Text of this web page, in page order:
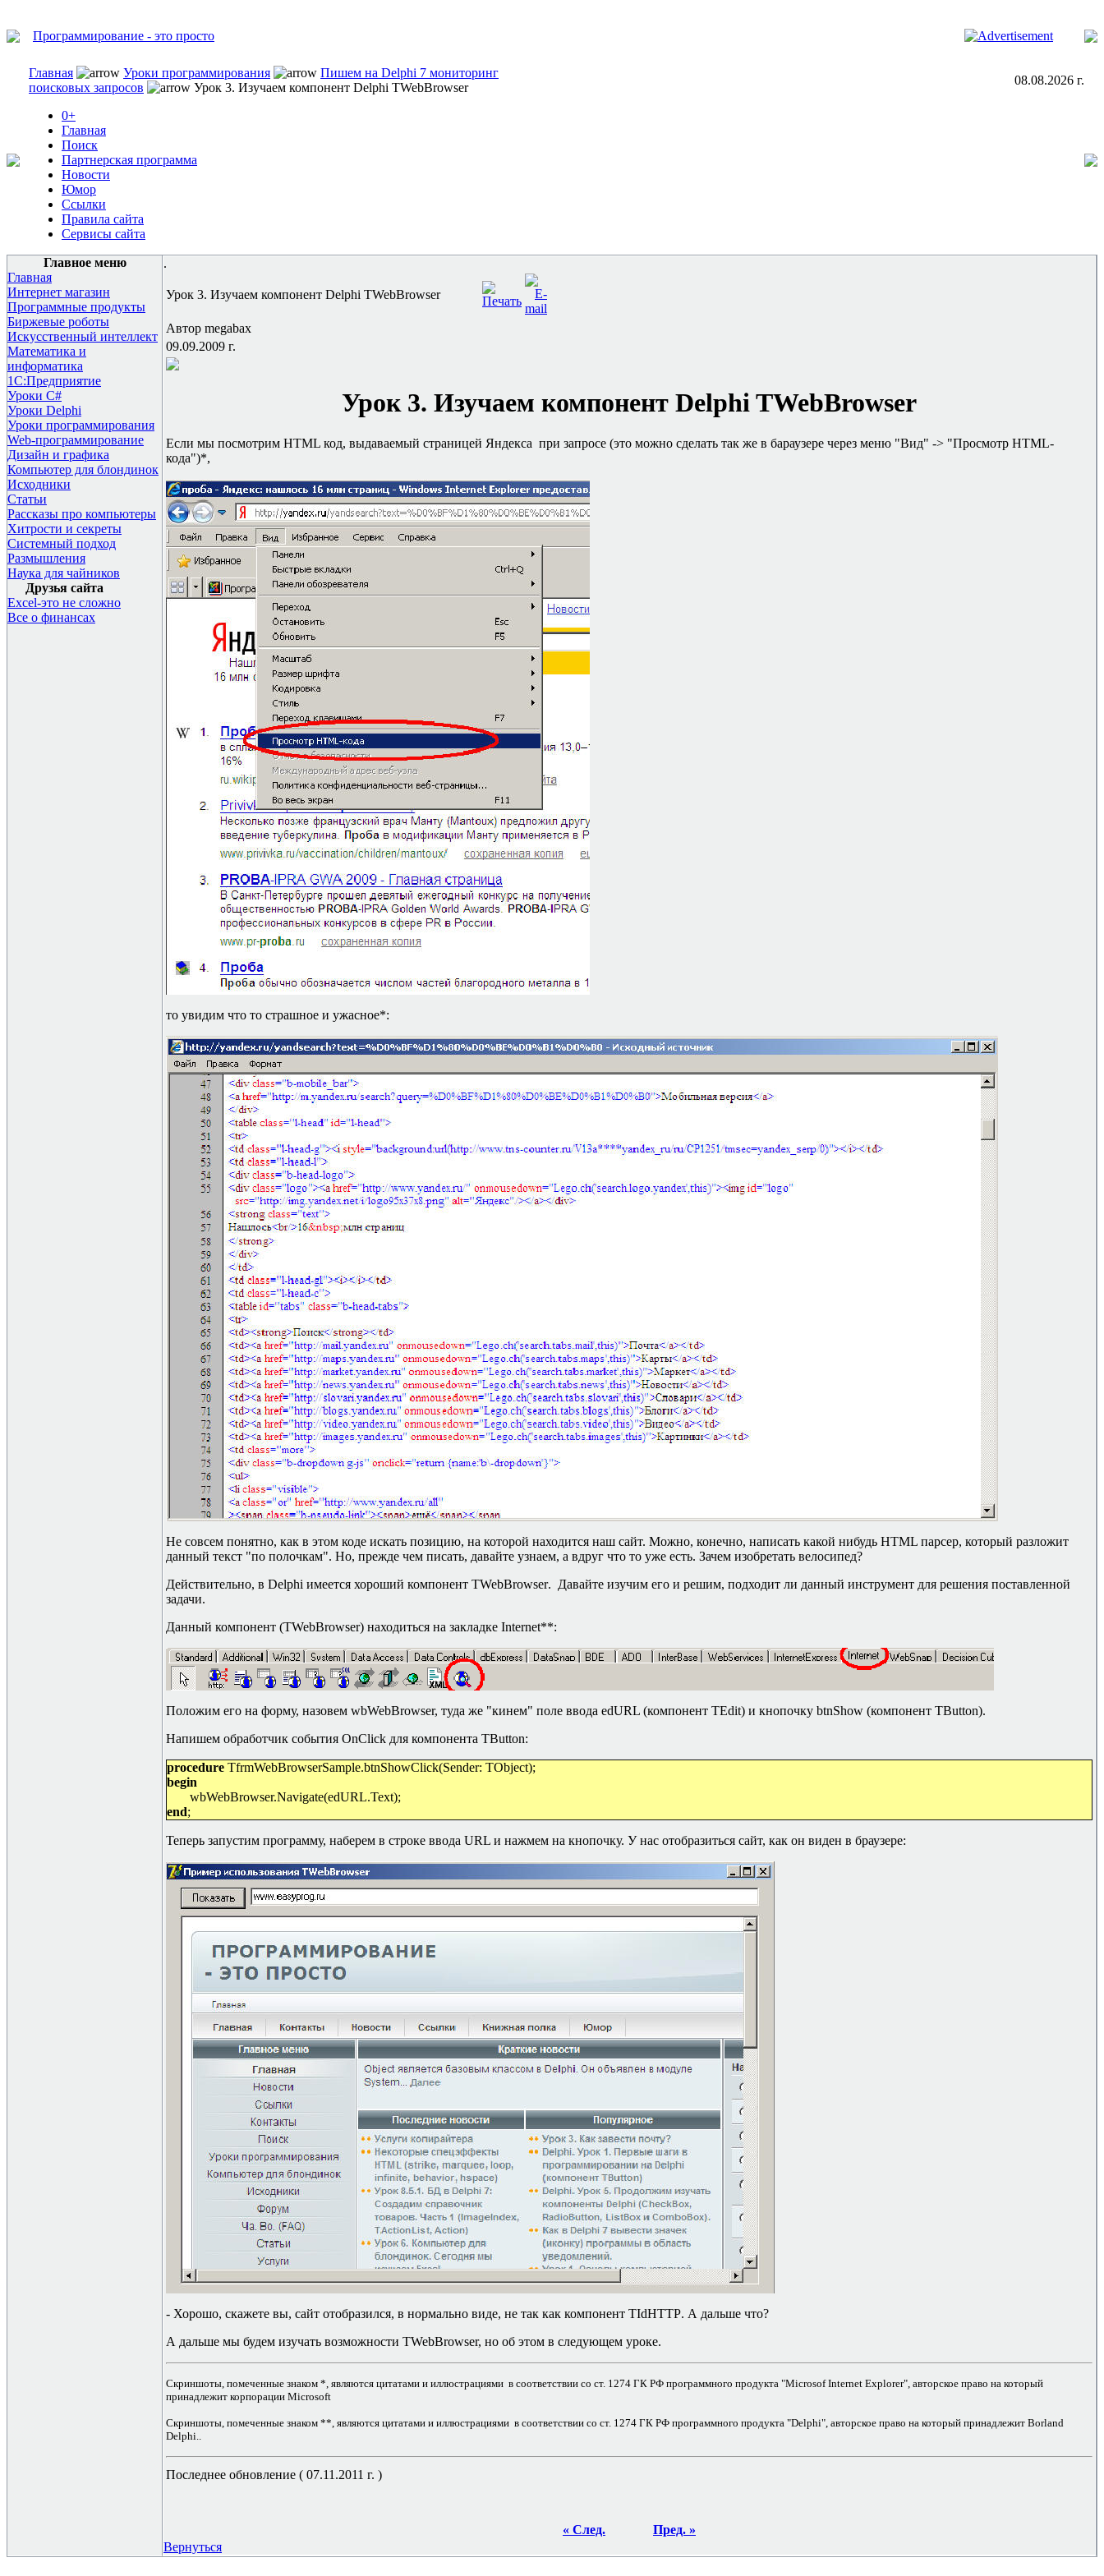
Программирование - это просто
Главная Уроки программирования
Пишем на Delphi 7 мониторинг
поисковых запросов
Урок 3. Изучаем компонент Delphi TWebBrowser
08.08.2026 г.
0+
Главная
Поиск
Партнерская программа
Новости
Юмор
Ссылки
Правила сайта
Сервисы сайта
Главное меню
Главная
Интернет магазин
Программные продукты
Биржевые роботы
Искусственный интеллект
Математика и
информатика
1С:Предприятие
Уроки C#
Уроки Delphi
Уроки программирования
Web-программирование
Дизайн и графика
Компьютер для блондинок
Исходники
Статьи
Рассказы про компьютеры
Хитрости и секреты
Системный подход
Размышления
Наука для чайников
Друзья сайта
Excel-это не сложно
Все о финансах
.
Урок 3. Изучаем компонент Delphi TWebBrowser
Автор megabax
09.09.2009 г.
Урок 3. Изучаем компонент DelphiTWebBrowser
Если мы посмотрим HTML код, выдаваемый страницей Яндекса при запросе (это можно сделать так же в бараузере через меню "Вид" -> "Просмотр HTML-
кода")*,
то увидим что то страшное и ужасное*:
Не совсем понятно, как в этом коде искать позицию, на которой находится наш сайт. Можно, конечно, написать какой нибудь HTML парсер, который разложит
данный текст "по полочкам". Но, прежде чем писать, давайте узнаем, а вдруг что то уже есть. Зачем изобретать велосипед?
Действительно, в Delphi имеется хороший компонент TWebBrowser. Давайте изучим его и решим, подходит ли данный инструмент для решения поставленной
задачи.
Данный компонент (TWebBrowser) находиться на закладке Internet**:
Положим его на форму, назовем wbWebBrowser, туда же "кинем" поле ввода edURL (компонент TEdit) и кнопочку btnShow (компонент TButton).
Напишем обработчик события OnClick для компонента TButton:
procedure TfrmWebBrowserSample.btnShowClick(Sender: TObject);
begin
wbWebBrowser.Navigate(edURL.Text);
end;
Теперь запустим программу, наберем в строке ввода URL и нажмем на кнопочку. У нас отобразиться сайт, как он виден в браузере:
- Хорошо, скажете вы, сайт отобразился, в нормально виде, не так как компонент TIdHTTP. А дальше что?
А дальше мы будем изучать возможности TWebBrowser, но об этом в следующем уроке.
Скриншоты, помеченные знаком *, являются цитатами и иллюстрациями в соответствии со ст. 1274 ГК РФ программного продукта "Microsof Internet Explorer", авторское право на который
принадлежит корпорации Microsoft
Скриншоты, помеченные знаком **, являются цитатами и иллюстрациями в соответствии со ст. 1274 ГК РФ программного продукта "Delphi", авторское право на который принадлежит Borland
Delphi..
Последнее обновление ( 07.11.2011 г. )
« След.
Пред. »
Вернуться